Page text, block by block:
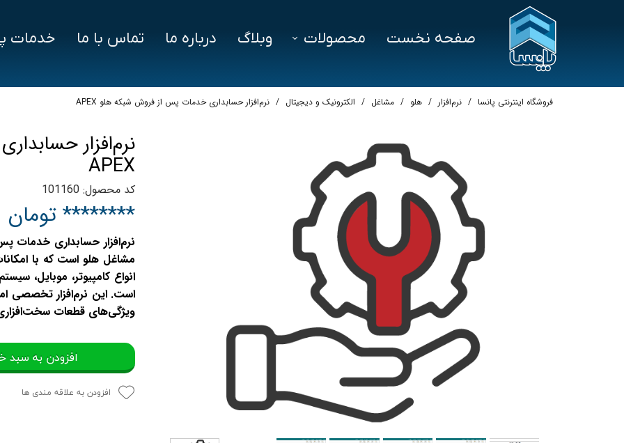
صفحه نخست
محصولات
علم و صنعت
بایامکس
تکین
هلو
اسپاد
وبلاگ درباره ما تماس با ما
خدمات
فروشگاه اینترنتی پانسا نرم‌افزار هلو مشاغل الکترونیک و دیجیتال نرم‌افزار حسابداری خدمات پس از فروش شبکه هلو APEX
نرم‌افزار
APEX
کد محصول: 101160
******** تومان
مشاغل هلو است که با
انواع کامپیوتر، موبایل،
است. این نرم‌افزار تخصصی
ویژگی‌های قطعات
افزودن به سبد
افزودن به علاقه مندی ها